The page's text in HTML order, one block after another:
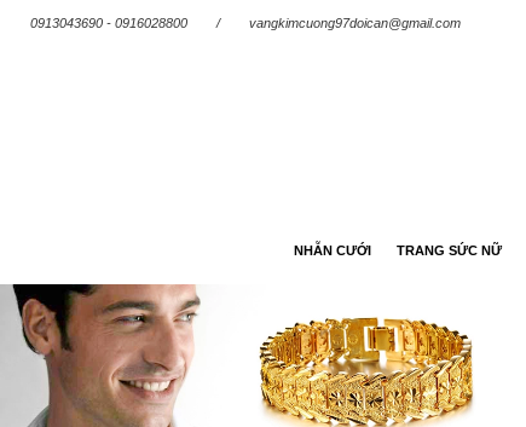
0913043690 - 0916028800 /
vangkimcuong97doican@gmail.com
NHẪN CƯỚI TRANG SỨC NỮ